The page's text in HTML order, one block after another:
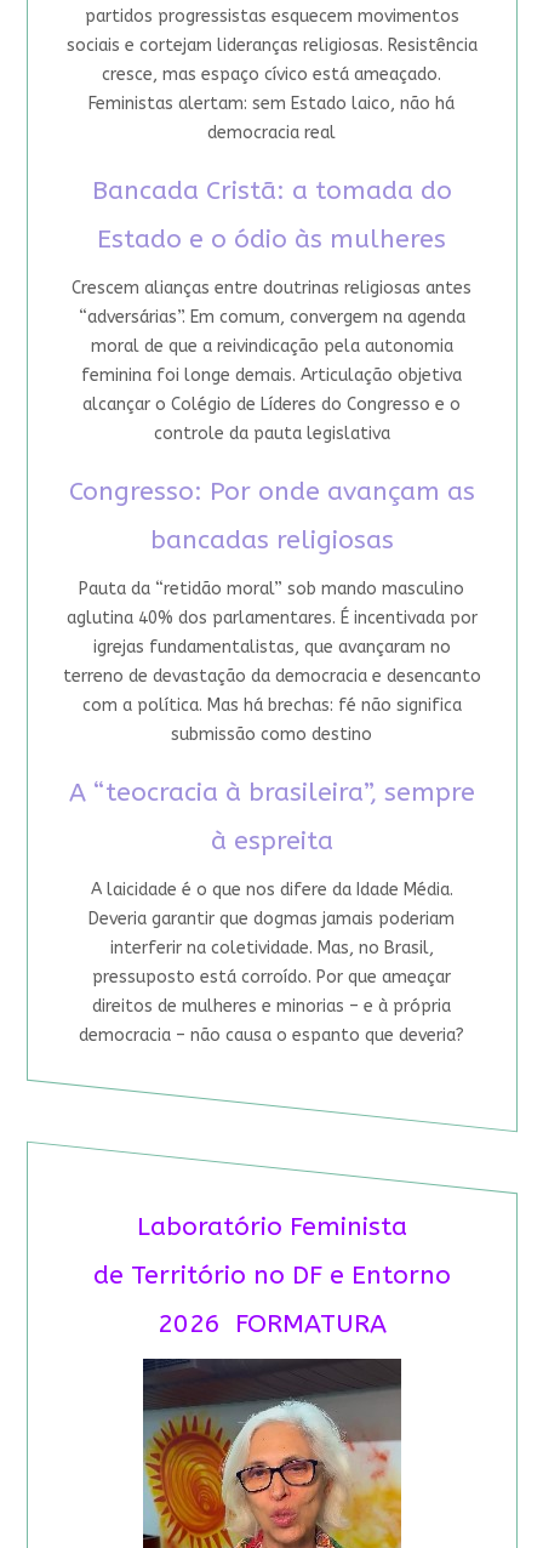
partidos progressistas esquecem movimentos
sociais e cortejam lideranças religiosas. Resistência
cresce, mas espaço cívico está ameaçado.
Feministas alertam: sem Estado laico, não há
democracia real
Bancada Cristã: a tomada do
Estado e o ódio às mulheres
Crescem alianças entre doutrinas religiosas antes
“adversárias”. Em comum, convergem na agenda
moral de que a reivindicação pela autonomia
feminina foi longe demais. Articulação objetiva
alcançar o Colégio de Líderes do Congresso e o
controle da pauta legislativa
Congresso: Por onde avançam as
bancadas religiosas
Pauta da “retidão moral” sob mando masculino
aglutina 40% dos parlamentares. É incentivada por
igrejas fundamentalistas, que avançaram no
terreno de devastação da democracia e desencanto
com a política. Mas há brechas: fé não significa
submissão como destino
A “teocracia à brasileira”, sempre
à espreita
A laicidade é o que nos difere da Idade Média.
Deveria garantir que dogmas jamais poderiam
interferir na coletividade. Mas, no Brasil,
pressuposto está corroído. Por que ameaçar
direitos de mulheres e minorias – e à própria
democracia – não causa o espanto que deveria?
Laboratório Feminista
de Território no DF e Entorno
2026 FORMATURA